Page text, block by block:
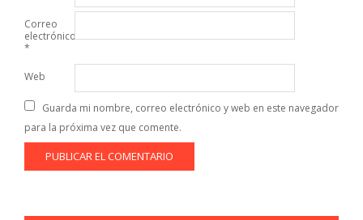
Correo
electrónico
*
Web
Guarda mi nombre, correo electrónico y web en este navegador
para la próxima vez que comente.